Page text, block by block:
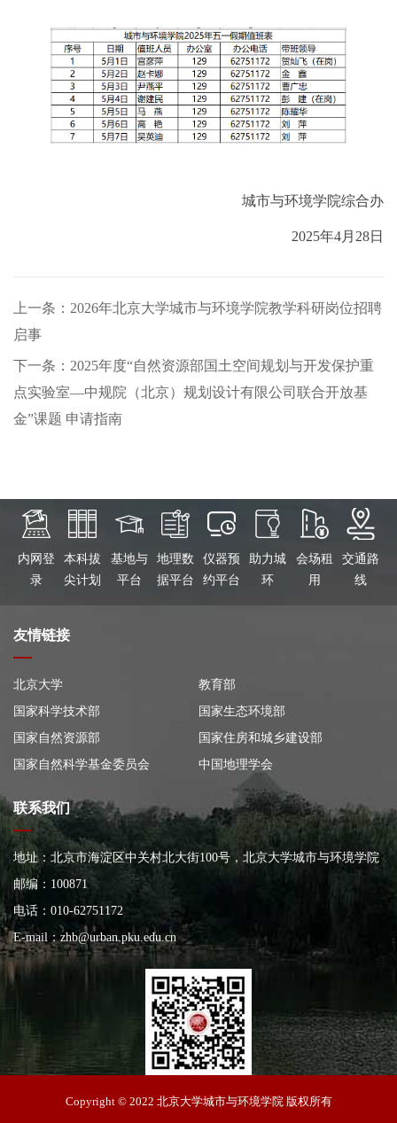
城市与环境学院综合办
2025年4月28日
上一条：2026年北京大学城市与环境学院教学科研岗位招聘
启事
下一条：2025年度“自然资源部国土空间规划与开发保护重
点实验室—中规院（北京）规划设计有限公司联合开放基
金”课题 申请指南
内网登
录
本科拔
尖计划
基地与
平台
地理数
据平台
仪器预
约平台
助力城
环
会场租
用
交通路
线
友情链接
北京大学
教育部
国家科学技术部
国家生态环境部
国家自然资源部
国家住房和城乡建设部
国家自然科学基金委员会
中国地理学会
联系我们
地址：北京市海淀区中关村北大街100号，北京大学城市与环境学院
大楼
邮编：100871
电话：010-62751172
E-mail：zhb@urban.pku.edu.cn
北京大学城市与环境学院
Copyright © 2022 北京大学城市与环境学院 版权所有